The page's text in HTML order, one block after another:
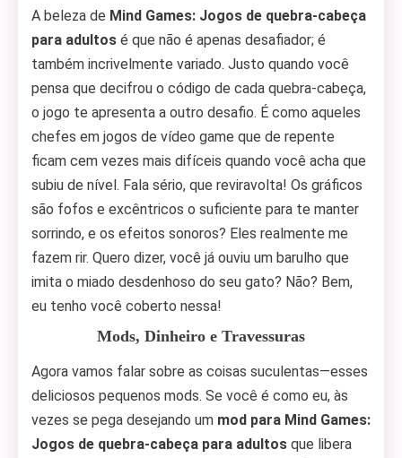
A beleza de Mind Games: Jogos de quebra-cabeça
para adultos é que não é apenas desafiador; é
também incrivelmente variado. Justo quando você
pensa que decifrou o código de cada quebra-cabeça,
o jogo te apresenta a outro desafio. É como aqueles
chefes em jogos de vídeo game que de repente
ficam cem vezes mais difíceis quando você acha que
subiu de nível. Fala sério, que reviravolta! Os gráficos
são fofos e excêntricos o suficiente para te manter
sorrindo, e os efeitos sonoros? Eles realmente me
fazem rir. Quero dizer, você já ouviu um barulho que
imita o miado desdenhoso do seu gato? Não? Bem,
eu tenho você coberto nessa!
Mods, Dinheiro e Travessuras
Agora vamos falar sobre as coisas suculentas—esses
deliciosos pequenos mods. Se você é como eu, às
vezes se pega desejando um mod para Mind Games:
Jogos de quebra-cabeça para adultos que libera